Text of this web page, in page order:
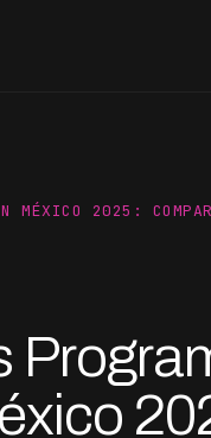
MÉXICO 2025: